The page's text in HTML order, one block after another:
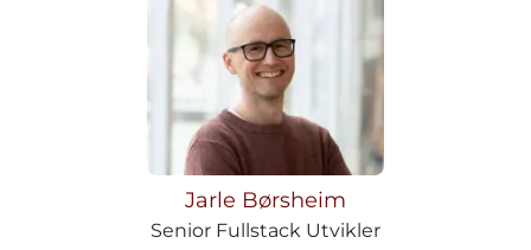
Jarle Børsheim
Senior Fullstack Utvikler